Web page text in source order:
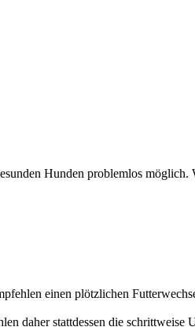
Hunden problemlos möglich.
einen plötzlichen
daher stattdessen die schrittweise